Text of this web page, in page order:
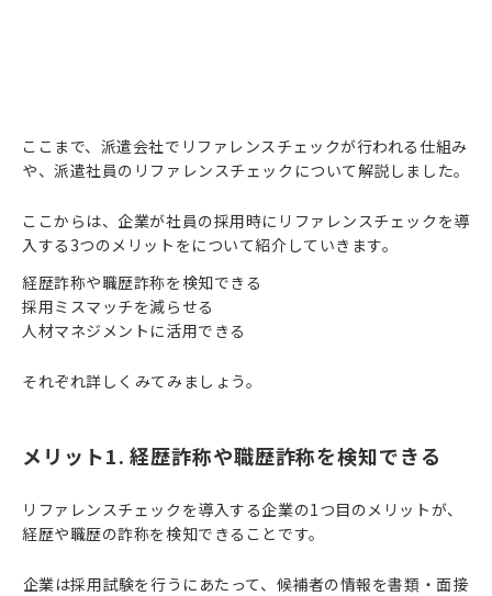
ここまで、派遣会社でリファレンスチェックが行われる仕組み
や、派遣社員のリファレンスチェックについて解説しました。
ここからは、企業が社員の採用時にリファレンスチェックを導
入する3つのメリットをについて紹介していきます。
経歴詐称や職歴詐称を検知できる
採用ミスマッチを減らせる
人材マネジメントに活用できる
それぞれ詳しくみてみましょう。
メリット1. 経歴詐称や職歴詐称を検知できる
リファレンスチェックを導入する企業の1つ目のメリットが、
経歴や職歴の詐称を検知できることです。
⁠企業は採用試験を行うにあたって、候補者の情報を書類・面接